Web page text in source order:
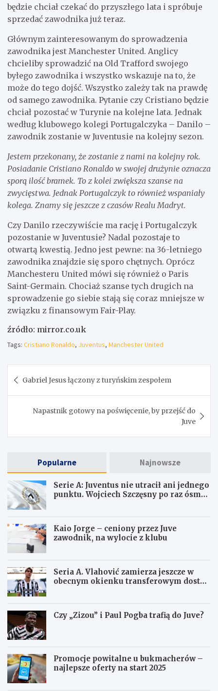
będzie chciał czekać do przyszłego lata i spróbuje
sprzedać zawodnika już teraz.
Głównym zainteresowanym do sprowadzenia
zawodnika jest Manchester United. Anglicy
chcieliby sprowadzić na Old Trafford swojego
byłego zawodnika i wszystko wskazuje na to, że
może do tego dojść. Wszystko zależy tak na prawdę
od samego zawodnika. Pytanie czy Cristiano będzie
chciał pozostać w Turynie na kolejne lata. Jednak
według klubowego kolegi Portugalczyka – Danilo –
zawodnik zostanie w Juventusie na kolejny sezon.
Jestem przekonany, że zostanie z nami na kolejny rok.
Posiadanie Cristiano Ronaldo w swojej drużynie oznacza
sporą ilość bramek. To z kolei zwiększa szanse na
zwycięstwa. Jednak Portugalczyk to również wspaniały
kolega. Znamy się jeszcze z czasów Realu Madryt.
Czy Danilo rzeczywiście ma rację i Portugalczyk
pozostanie w Juventusie? Nadal pozostaje to
otwartą kwestią. Jedno jest pewne: na 36-letniego
zawodnika znajdzie się sporo chętnych. Oprócz
Manchesteru United mówi się również o Paris
Saint-Germain. Chociaż szanse tych drugich na
sprowadzenie go siebie stają się coraz mniejsze w
związku z finansowym Fair-Play.
źródło: mirror.co.uk
Tags: Cristiano Ronaldo, Juventus, Manchester United
wpisu
Gabriel Jesus łączony z turyńskim zespołem
Napastnik gotowy na poświęcenie, by przejść do
Juve
Popularne Najnowsze
Serie A: Juventus nie utracił ani jednego
punktu. Wojciech Szczęsny po raz ósmy
Kaio Jorge – ceniony przez Juve
zawodnik, na wylocie z klubu
Seria A. Vlahović zamierza jeszcze w
obecnym okienku transferowym dostać
Czy „Zizou” i Paul Pogba trafią do Juve?
Promocje powitalne u bukmacherów –
najlepsze oferty na start 2025